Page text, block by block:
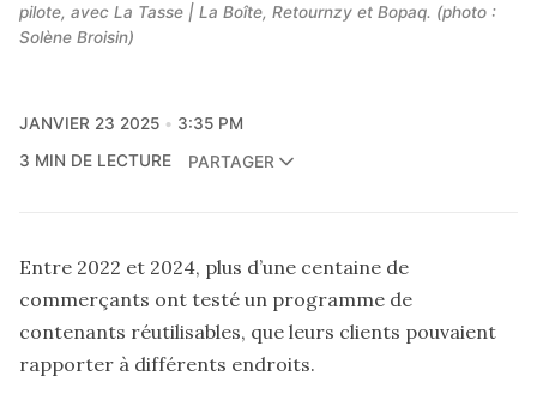
pilote, avec La Tasse | La Boîte, Retournzy et Bopaq. (photo :
Solène Broisin)
JANVIER 23 2025
3:35 PM
3 MIN DE LECTURE
PARTAGER
Entre 2022 et 2024, plus d’une centaine de
commerçants ont testé un programme de
contenants réutilisables, que leurs clients pouvaient
rapporter à différents endroits.